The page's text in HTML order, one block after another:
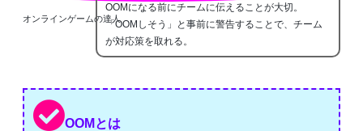
オンラインゲームの達人
OOMになる前にチームに伝えることが大切。
「OOMしそう」と事前に警告することで、チーム
が対応策を取れる。
OOMとは